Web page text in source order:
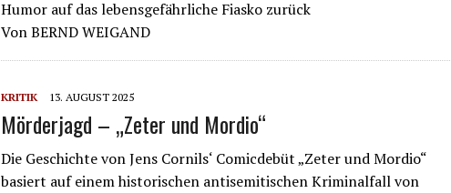
Humor auf das lebensgefährliche Fiasko zurück
Von BERND WEIGAND
KRITIK 13. AUGUST 2025
Mörderjagd – „Zeter und Mordio“
Die Geschichte von Jens Cornils‘ Comicdebüt „Zeter und Mordio“
basiert auf einem historischen antisemitischen Kriminalfall von